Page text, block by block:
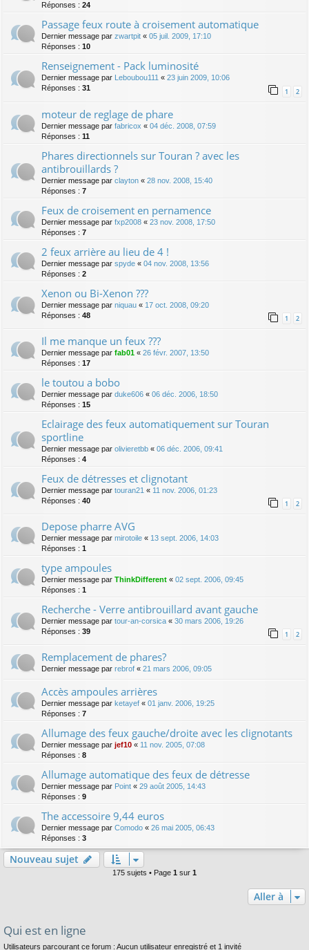
Réponses : 24
Passage feux route à croisement automatique
Dernier message par zwartpit « 05 juil. 2009, 17:10
Réponses : 10
Renseignement - Pack luminosité
Dernier message par Leboubou111 « 23 juin 2009, 10:06
Réponses : 31 1 2
moteur de reglage de phare
Dernier message par fabricox « 04 déc. 2008, 07:59
Réponses : 11
Phares directionnels sur Touran ? avec les
antibrouillards ?
Dernier message par clayton « 28 nov. 2008, 15:40
Réponses : 7
Feux de croisement en pernamence
Dernier message par fxp2008 « 23 nov. 2008, 17:50
Réponses : 7
2 feux arrière au lieu de 4 !
Dernier message par spyde « 04 nov. 2008, 13:56
Réponses : 2
Xenon ou Bi-Xenon ???
Dernier message par niquau « 17 oct. 2008, 09:20
Réponses : 48 1 2
Il me manque un feux ???
Dernier message par fab01 « 26 févr. 2007, 13:50
Réponses : 17
le toutou a bobo
Dernier message par duke606 « 06 déc. 2006, 18:50
Réponses : 15
Eclairage des feux automatiquement sur Touran
sportline
Dernier message par olivieretbb « 06 déc. 2006, 09:41
Réponses : 4
Feux de détresses et clignotant
Dernier message par touran21 « 11 nov. 2006, 01:23
Réponses : 40 1 2
Depose pharre AVG
Dernier message par mirotoile « 13 sept. 2006, 14:03
Réponses : 1
type ampoules
Dernier message par ThinkDifferent « 02 sept. 2006, 09:45
Réponses : 1
Recherche - Verre antibrouillard avant gauche
Dernier message par tour-an-corsica « 30 mars 2006, 19:26
Réponses : 39 1 2
Remplacement de phares?
Dernier message par rebrof « 21 mars 2006, 09:05
Accès ampoules arrières
Dernier message par ketayef « 01 janv. 2006, 19:25
Réponses : 7
Allumage des feux gauche/droite avec les clignotants
Dernier message par jef10 « 11 nov. 2005, 07:08
Réponses : 8
Allumage automatique des feux de détresse
Dernier message par Point « 29 août 2005, 14:43
Réponses : 9
The accessoire 9,44 euros
Dernier message par Comodo « 26 mai 2005, 06:43
Réponses : 3
Nouveau sujet
175 sujets • Page 1 sur 1
Aller à
Qui est en ligne
Utilisateurs parcourant ce forum : Aucun utilisateur enregistré et 1 invité